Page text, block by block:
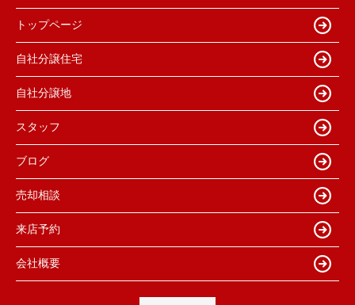
トップページ
自社分譲住宅
自社分譲地
スタッフ
ブログ
売却相談
来店予約
会社概要